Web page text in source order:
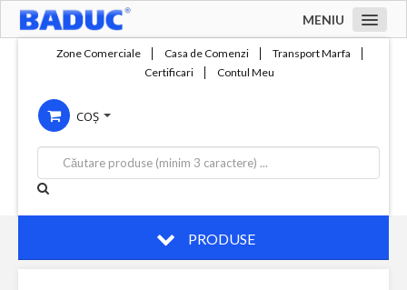
MENIU
Compania
Servicii
Productie
Contact
Zone Comerciale Casa de Comenzi
Transport Marfa
Certificari
Contul Meu
COȘ
PRODUSE